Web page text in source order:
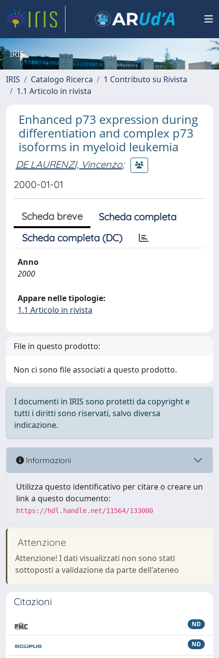
IRIS
IRIS Catalogo Ricerca
1 Contributo su Rivista
1.1 Articolo in rivista
Enhanced p73 expression during
differentiation and complex p73
isoforms in myeloid leukemia
DE LAURENZI, Vincenzo;
2000-01-01
Scheda breve
Scheda completa
Scheda completa (DC)
Anno
2000
Appare nelle tipologie:
1.1 Articolo in rivista
File in questo prodotto:
Non ci sono file associati a questo prodotto.
I documenti in IRIS sono protetti da copyright e
tutti i diritti sono riservati, salvo diversa
indicazione.
Informazioni
Utilizza questo identificativo per citare o creare un
link a questo documento:
https://hdl.handle.net/11564/133000
Attenzione
Attenzione! I dati visualizzati non sono stati
sottoposti a validazione da parte dell'ateneo
Citazioni
ND
ND